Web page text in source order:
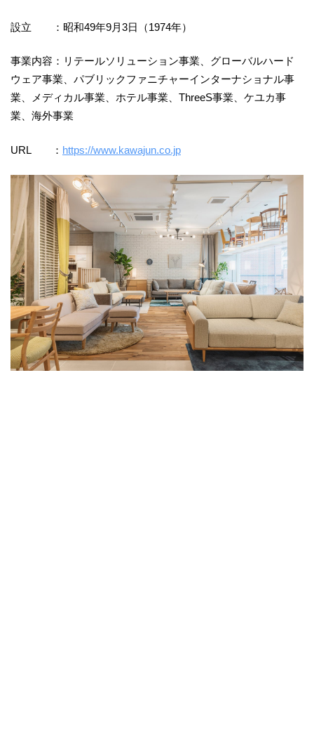
設立 ：昭和49年9月3日（1974年）
事業内容：リテールソリューション事業、グローバルハード
ウェア事業、パブリックファニチャーインターナショナル事
業、メディカル事業、ホテル事業、ThreeS事業、ケユカ事
業、海外事業
URL ： https://www.kawajun.co.jp